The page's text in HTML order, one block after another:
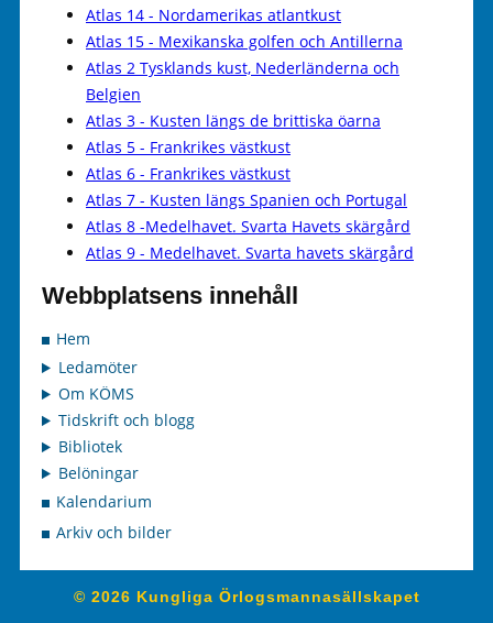
Atlas 14 - Nordamerikas atlantkust
Atlas 15 - Mexikanska golfen och Antillerna
Atlas 2 Tysklands kust, Nederländerna och
Belgien
Atlas 3 - Kusten längs de brittiska öarna
Atlas 5 - Frankrikes västkust
Atlas 6 - Frankrikes västkust
Atlas 7 - Kusten längs Spanien och Portugal
Atlas 8 -Medelhavet. Svarta Havets skärgård
Atlas 9 - Medelhavet. Svarta havets skärgård
Webbplatsens innehåll
Hem
Ledamöter
Om KÖMS
Tidskrift och blogg
Bibliotek
Belöningar
Kalendarium
Arkiv och bilder
© 2026 Kungliga Örlogsmannasällskapet